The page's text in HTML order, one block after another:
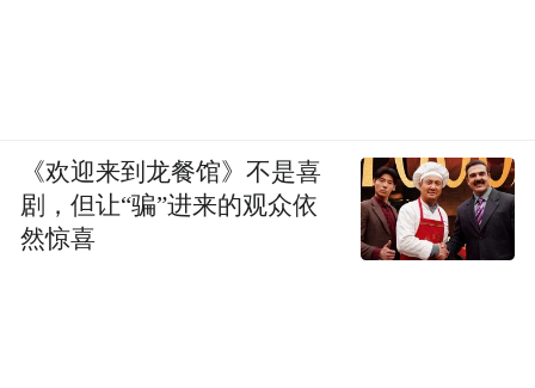
《欢迎来到龙餐馆》不是喜
剧，但让“骗”进来的观众依
然惊喜